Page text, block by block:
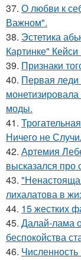
37. О любви к
Важном".
38. Эстетика
Картинке"
39. Признаки
40. Первая леди
моды.
41.
Ничего не
42. Артемия
высказался про
43.
лихалатова в
44. 15 жестких
45. Далай-лама
беспокойства
46.